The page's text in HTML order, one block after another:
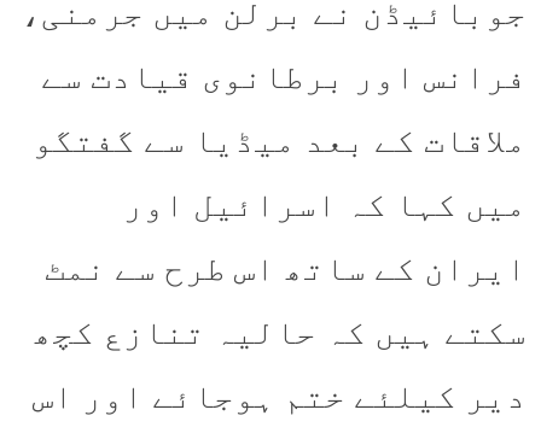
جوبائیڈن نے برلن میں جرمنی،
فرانس اور برطانوی قیادت سے
ملاقات کے بعد میڈیا سے گفتگو
میں کہا کہ اسرائیل اور
ایران کے ساتھ اس طرح سے نمٹ
سکتے ہیں کہ حالیہ تنازع کچھ
دیر کیلئے ختم ہوجائے اور اس